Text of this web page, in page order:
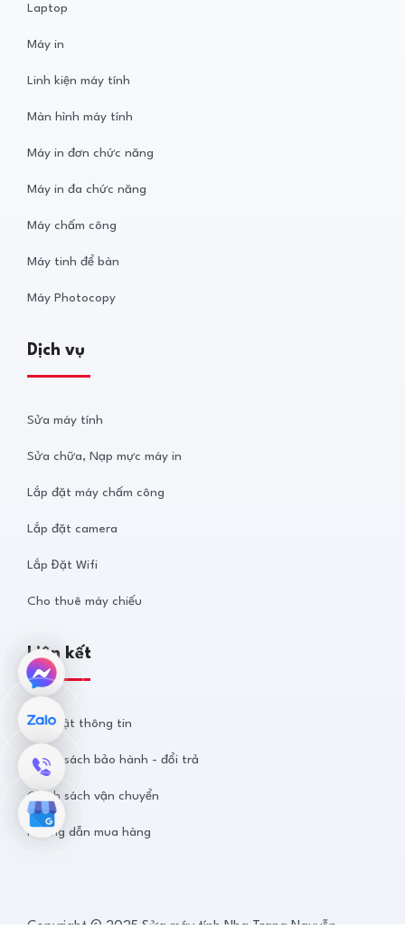
Laptop
Máy in
Linh kiện máy tính
Màn hình máy tính
Máy in đơn chức năng
Máy in đa chức năng
Máy chấm công
Máy tinh để bàn
Máy Photocopy
Dịch vụ
Sửa máy tính
Sửa chữa, Nạp mực máy in
Lắp đặt máy chấm công
Lắp đặt camera
Lắp Đặt Wifi
Cho thuê máy chiếu
Liên kết
Bảo mật thông tin
Chính sách bảo hành - đổi trả
Chính sách vận chuyển
Hướng dẫn mua hàng
Copyright © 2025 Sửa máy tính Nha Trang Nguyễn